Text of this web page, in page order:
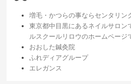
増毛・かつらの事ならセンタリン
東京都中目黒にあるネイルサロン
ルスクールリロウのホームページ
おおした鍼灸院
ふれディアグループ
エレガンス